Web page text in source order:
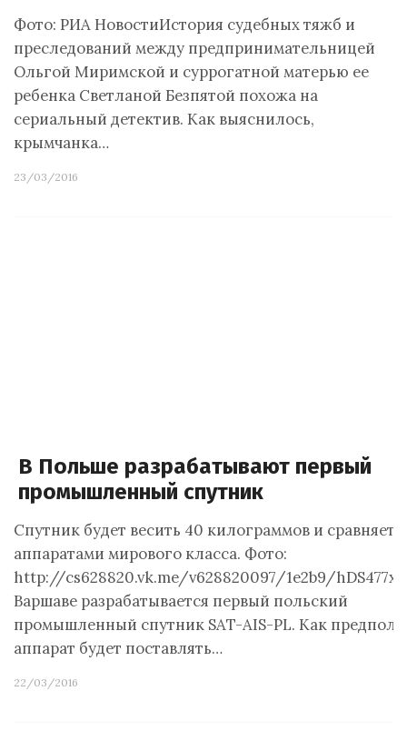
Фото: РИА НовостиИстория судебных тяжб и
преследований между предпринимательницей
Ольгой Миримской и суррогатной матерью ее
ребенка Светланой Безпятой похожа на
сериальный детектив. Как выяснилось,
крымчанка…
23/03/2016
В Польше разрабатывают первый
промышленный спутник
Спутник будет весить 40 килограммов и
аппаратами мирового класса. Фото:
http://cs628820.vk.me/v628820097/1e2b9/
Варшаве разрабатывается первый польский
промышленный спутник SAT-AIS-PL. Как
аппарат будет поставлять…
22/03/2016